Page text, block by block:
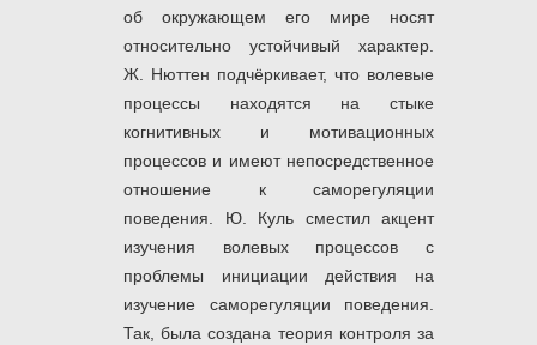
об окружающем его мире носят
относительно устойчивый характер.
Ж. Нюттен подчёркивает, что волевые
процессы находятся на стыке
когнитивных и мотивационных
процессов и имеют непосредственное
отношение к саморегуляции
поведения. Ю. Куль сместил акцент
изучения волевых процессов с
проблемы инициации действия на
изучение саморегуляции поведения.
Так, была создана теория контроля за